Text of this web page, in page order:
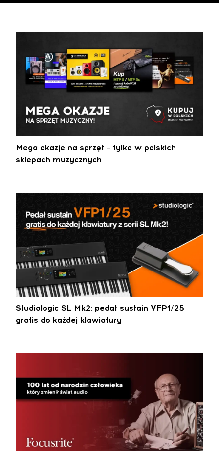
Mega okazje na sprzęt – tylko w polskich
sklepach muzycznych
Studiologic SL Mk2: pedał sustain VFP1/25
gratis do każdej klawiatury